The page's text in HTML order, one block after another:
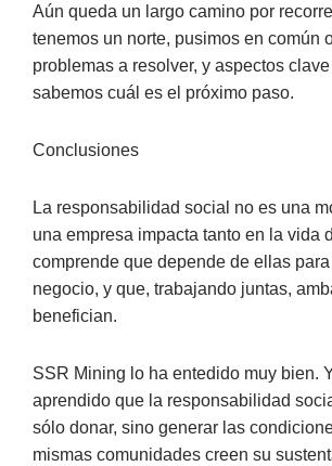
Aún queda un largo camino por
tenemos un norte, pusimos en común
problemas a resolver, y aspectos
sabemos cuál es el próximo paso.
Conclusiones
La responsabilidad social no es una
una empresa impacta tanto en la vida
comprende que depende de ellas
negocio, y que, trabajando juntas,
benefician.
SSR Mining lo ha entedido muy bien.
aprendido que la responsabilidad
sólo donar, sino generar las
mismas comunidades creen su